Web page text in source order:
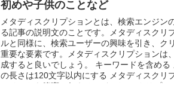
初めや子供のことなど
メタディスクリプションとは、検索エンジン
る記事の説明文のことです。メタディスクリ
ルと同様に、検索ユーザーの興味を引き、ク
重要な要素です。メタディスクリプションは
成すると良いでしょう。 キーワードを含める
の長さは120文字以内にする メタディスクリ
メリットを簡潔に伝える メタディスクリプ
などを入れて読者の関心を高める 例えば、